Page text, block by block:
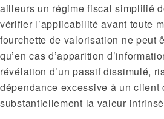
ailleurs un régime fiscal simplifié
vérifier l’applicabilité avant toute
fourchette de valorisation ne peut
qu’en cas d’apparition
révélation d’un passif dissimulé,
dépendance excessive à un
substantiellement la valeur